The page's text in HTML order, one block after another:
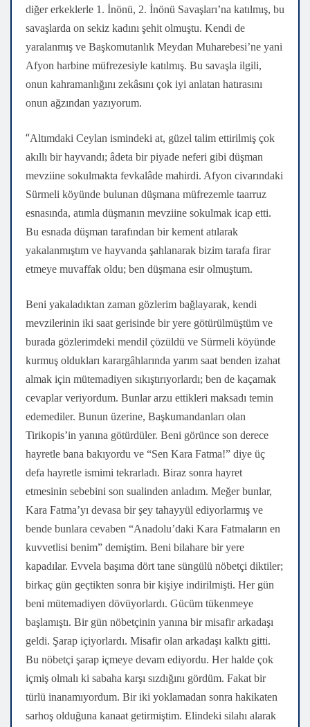
diğer erkeklerle 1. İnönü, 2. İnönü Savaşları’na katılmış, bu
savaşlarda on sekiz kadını şehit olmuştu. Kendi de
yaralanmış ve Başkomutanlık Meydan Muharebesi’ne yani
Afyon harbine müfrezesiyle katılmış. Bu savaşla ilgili,
onun kahramanlığını zekâsını çok iyi anlatan hatırasını
onun ağzından yazıyorum.
“Altımdaki Ceylan ismindeki at, güzel talim ettirilmiş çok
akıllı bir hayvandı; âdeta bir piyade neferi gibi düşman
mevziine sokulmakta fevkalâde mahirdi. Afyon civarındaki
Sürmeli köyünde bulunan düşmana müfrezemle taarruz
esnasında, atımla düşmanın mevziine sokulmak icap etti.
Bu esnada düşman tarafından bir kement atılarak
yakalanmıştım ve hayvanda şahlanarak bizim tarafa firar
etmeye muvaffak oldu; ben düşmana esir olmuştum.
Beni yakaladıktan zaman gözlerim bağlayarak, kendi
mevzilerinin iki saat gerisinde bir yere götürülmüştüm ve
burada gözlerimdeki mendil çözüldü ve Sürmeli köyünde
kurmuş oldukları karargâhlarında yarım saat benden izahat
almak için mütemadiyen sıkıştırıyorlardı; ben de kaçamak
cevaplar veriyordum. Bunlar arzu ettikleri maksadı temin
edemediler. Bunun üzerine, Başkumandanları olan
Tirikopis’in yanına götürdüler. Beni görünce son derece
hayretle bana bakıyordu ve “Sen Kara Fatma!” diye üç
defa hayretle ismimi tekrarladı. Biraz sonra hayret
etmesinin sebebini son sualinden anladım. Meğer bunlar,
Kara Fatma’yı devasa bir şey tahayyül ediyorlarmış ve
bende bunlara cevaben “Anadolu’daki Kara Fatmaların en
kuvvetlisi benim” demiştim. Beni bilahare bir yere
kapadılar. Evvela başıma dört tane süngülü nöbetçi diktiler;
birkaç gün geçtikten sonra bir kişiye indirilmişti. Her gün
beni mütemadiyen dövüyorlardı. Gücüm tükenmeye
başlamıştı. Bir gün nöbetçinin yanına bir misafir arkadaşı
geldi. Şarap içiyorlardı. Misafir olan arkadaşı kalktı gitti.
Bu nöbetçi şarap içmeye devam ediyordu. Her halde çok
içmiş olmalı ki sabaha karşı sızdığını gördüm. Fakat bir
türlü inanamıyordum. Bir iki yoklamadan sonra hakikaten
sarhoş olduğuna kanaat getirmiştim. Elindeki silahı alarak